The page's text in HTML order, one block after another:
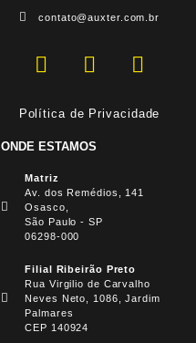
contato@auxter.com.br
Política de Privacidade
ONDE ESTAMOS
Matriz
Av. dos Remédios, 141
Osasco,
São Paulo - SP
06298-000
Filial Ribeirão Preto
Rua Virgilio de Carvalho
Neves Neto, 1086, Jardim
Palmares
CEP 140924